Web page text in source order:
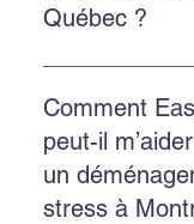
Québec ?
Oui. Easy Move
au Québec, y
Châteauguay et
régions.
Comment
peut-il
un
stress à